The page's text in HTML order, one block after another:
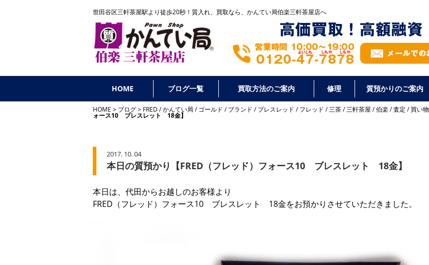
世田谷区三軒茶屋駅より徒歩20秒！ 質入れ、買取なら、かんてい局伯楽三軒茶屋店へ
HOME ブログ一覧 買取方法のご案内 修理 質預かりのご案内
HOME ブログ FRED /かんてい局 /ゴールド /ブランド /ブレスレッド /フレッド /三茶/三軒茶屋 /伯楽/査定 /買い物
ォース10 ブレスレット 18金】
2017. 10. 04
本日の質預かり【FRED（フレッド）フォース10 ブレスレット 18金】
本日は、代田からお越しのお客様より
FRED（フレッド）フォース10 ブレスレット 18金をお預かりさせていただきました。